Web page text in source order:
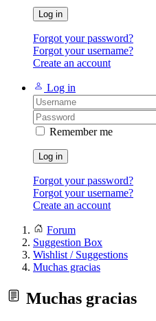
Log in
Forgot your password?
Forgot your username?
Create an account
Log in
Remember me
Log in
Forgot your password?
Forgot your username?
Create an account
Forum
Suggestion Box
Wishlist / Suggestions
Muchas gracias
Muchas gracias